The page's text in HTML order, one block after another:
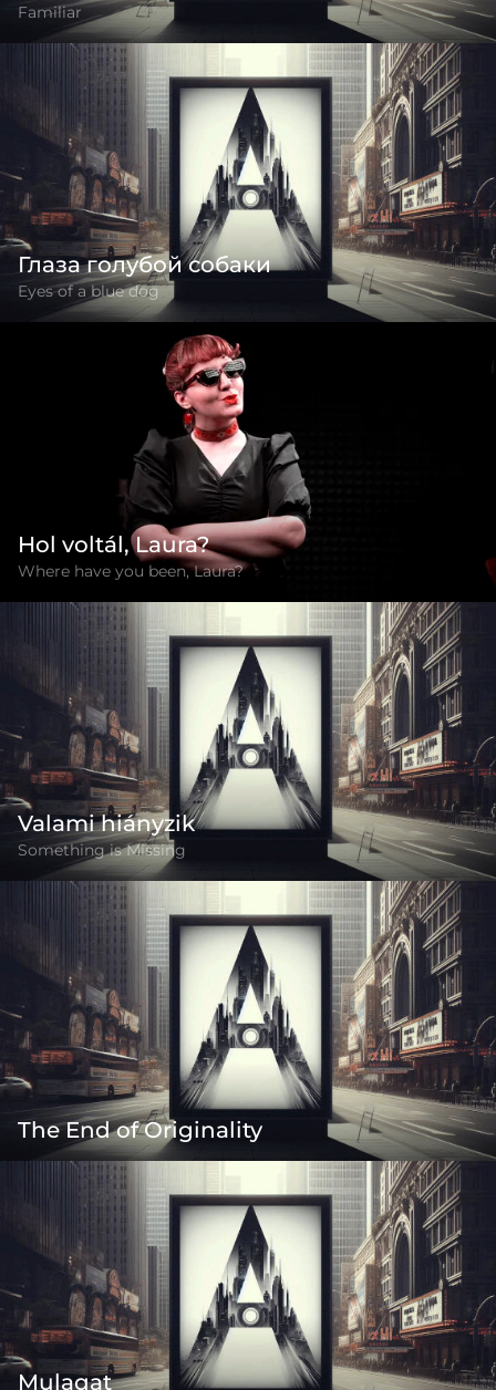
Familiar
Глаза голубой собаки
Eyes of a blue dog
Hol voltál, Laura?
Where have you been, Laura?
Valami hiányzik
Something is Missing
The End of Originality
Mulaqat